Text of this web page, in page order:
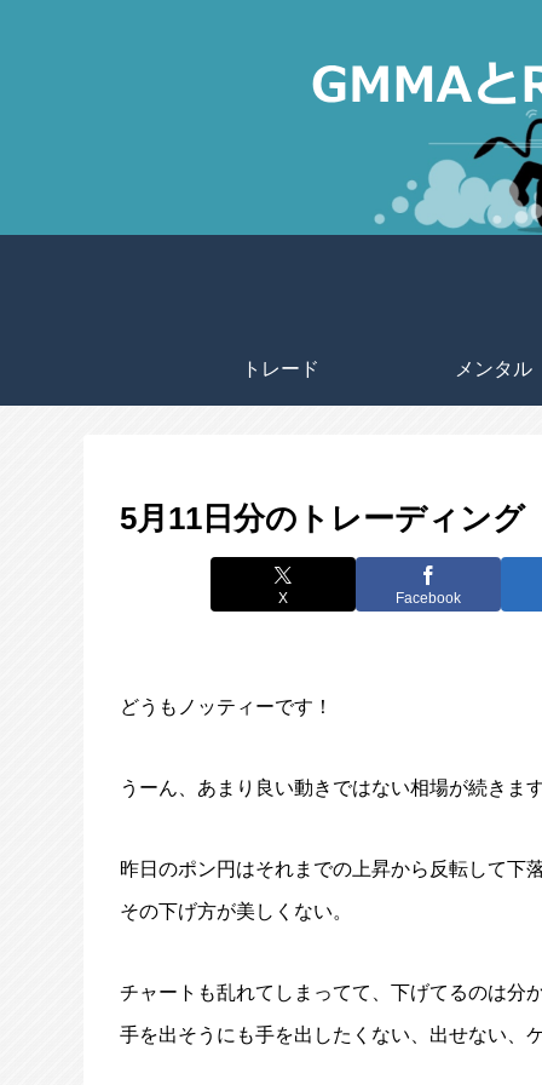
トレード メンタル
5月11日分のトレーディング
X Facebook
どうもノッティーです！
うーん、あまり良い動きではない相場が続きま
昨日のポン円はそれまでの上昇から反転して下
その下げ方が美しくない。
チャートも乱れてしまってて、下げてるのは分
手を出そうにも手を出したくない、出せない、